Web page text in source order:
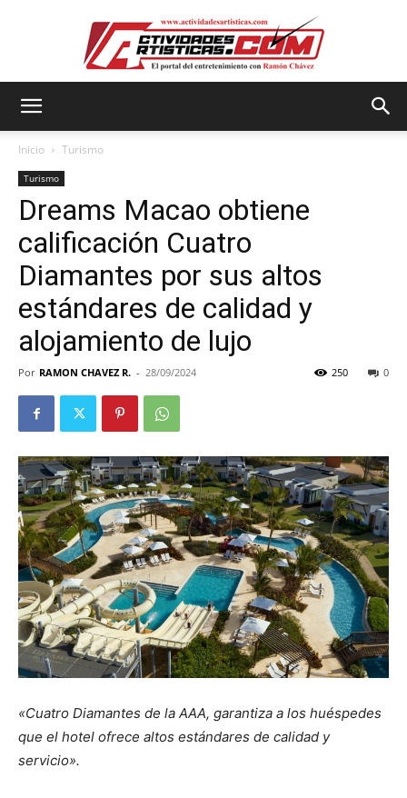
Inicio Turismo
Turismo
Dreams Macao obtiene
calificación Cuatro
Diamantes por sus altos
estándares de calidad y
alojamiento de lujo
Por RAMON CHAVEZ R. - 28/09/2024 0
250
«Cuatro Diamantes de la AAA, garantiza a los huéspedes
que el hotel ofrece altos estándares de calidad y
servicio».